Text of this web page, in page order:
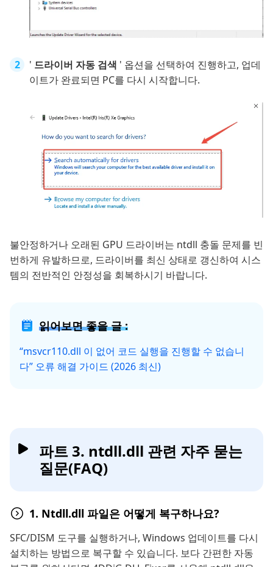
' 드라이버 자동 검색 ' 옵션을 선택하여 진행하고, 업데
이트가 완료되면 PC를 다시 시작합니다.
불안정하거나 오래된 GPU 드라이버는 ntdll 충돌 문제를 빈
번하게 유발하므로, 드라이버를 최신 상태로 갱신하여 시스
템의 전반적인 안정성을 회복하시기 바랍니다.
읽어보면 좋을 글 :
“msvcr110.dll 이 없어 코드 실행을 진행할 수 없습니
다” 오류 해결 가이드 (2026 최신)
파트 3. ntdll.dll 관련 자주 묻는
질문(FAQ)
1. Ntdll.dll 파일은 어떻게 복구하나요?
SFC/DISM 도구를 실행하거나, Windows 업데이트를 다시
설치하는 방법으로 복구할 수 있습니다. 보다 간편한 자동